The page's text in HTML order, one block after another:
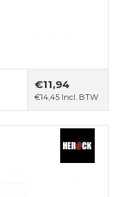
€11,94
€14,45 Incl. BTW